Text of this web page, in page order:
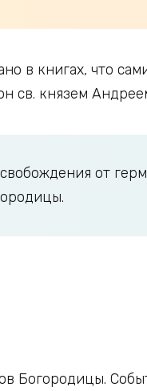
в книгах, что
св. князем
от
Богородицы.